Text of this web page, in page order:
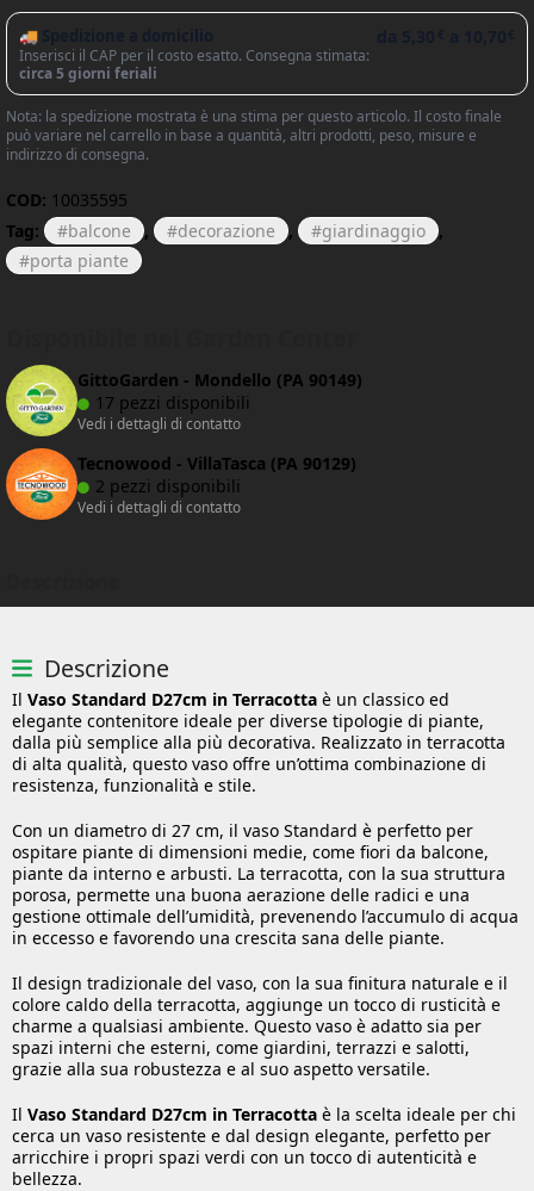
🚚 Spedizione a domicilio
Inserisci il CAP per il costo esatto. Consegna stimata:
circa 5 giorni feriali
Nota: la spedizione mostrata è una stima per questo articolo. Il costo finale
può variare nel carrello in base a quantità, altri prodotti, peso, misure e
indirizzo di consegna.
COD: 10035595
Tag:
balcone , decorazione , giardinaggio
,
porta piante
GittoGarden - Mondello (PA 90149)
17 pezzi disponibili
Vedi i dettagli di contatto
Tecnowood - VillaTasca (PA 90129)
2 pezzi disponibili
Vedi i dettagli di contatto
Descrizione
Il Vaso Standard D27cm in Terracotta è un classico ed
elegante contenitore ideale per diverse tipologie di piante,
dalla più semplice alla più decorativa. Realizzato in terracotta
di alta qualità, questo vaso offre un’ottima combinazione di
resistenza, funzionalità e stile.
Con un diametro di 27 cm, il vaso Standard è perfetto per
ospitare piante di dimensioni medie, come fiori da balcone,
piante da interno e arbusti. La terracotta, con la sua struttura
porosa, permette una buona aerazione delle radici e una
gestione ottimale dell’umidità, prevenendo l’accumulo di acqua
in eccesso e favorendo una crescita sana delle piante.
Il design tradizionale del vaso, con la sua finitura naturale e il
colore caldo della terracotta, aggiunge un tocco di rusticità e
charme a qualsiasi ambiente. Questo vaso è adatto sia per
spazi interni che esterni, come giardini, terrazzi e salotti,
grazie alla sua robustezza e al suo aspetto versatile.
Il Vaso Standard D27cm in Terracotta è la scelta ideale per chi
cerca un vaso resistente e dal design elegante, perfetto per
arricchire i propri spazi verdi con un tocco di autenticità e
bellezza.